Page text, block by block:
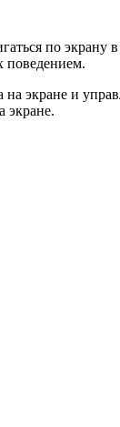
по экрану
поведением.
экране и
экране.